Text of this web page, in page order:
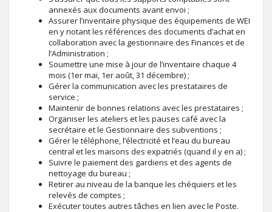
annexés aux documents avant envoi ;
Assurer l’inventaire physique des équipements de WEI
en y notant les références des documents d’achat en
collaboration avec la gestionnaire des Finances et de
l’Administration ;
Soumettre une mise à jour de l’inventaire chaque 4
mois (1er mai, 1er août, 31 décembre) ;
Gérer la communication avec les prestataires de
service ;
Maintenir de bonnes relations avec les prestataires ;
Organiser les ateliers et les pauses café avec la
secrétaire et le Gestionnaire des subventions ;
Gérer le téléphone, l’électricité et l’eau du bureau
central et les maisons des expatriés (quand il y en a) ;
Suivre le paiement des gardiens et des agents de
nettoyage du bureau ;
Retirer au niveau de la banque les chéquiers et les
relevés de comptes ;
Exécuter toutes autres tâches en lien avec le Poste.